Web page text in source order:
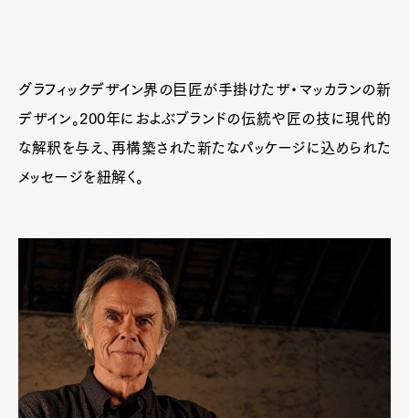
グラフィックデザイン界の巨匠が手掛けたザ・マッカランの新
デザイン。200年におよぶブランドの伝統や匠の技に現代的
な解釈を与え、再構築された新たなパッケージに込められた
メッセージを紐解く。